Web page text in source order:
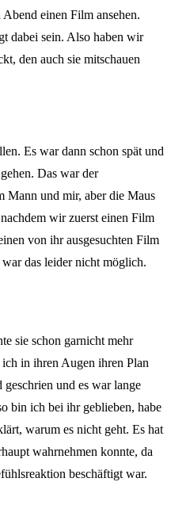
einen Film ansehen.
dabei sein. Also haben wir
den auch sie mitschauen
Es war dann schon spät und
Das war der
Mann und mir, aber die Maus
wir zuerst einen Film
von ihr ausgesuchten Film
das leider nicht möglich.
sie schon garnicht mehr
in ihren Augen ihren Plan
und es war lange
bin ich bei ihr geblieben, habe
warum es nicht geht. Es hat
wahrnehmen konnte, da
beschäftigt war.